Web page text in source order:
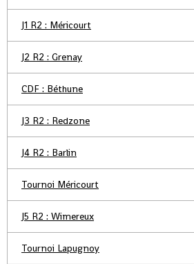
J1 R2 : Méricourt
J2 R2 : Grenay
CDF : Béthune
J3 R2 : Redzone
J4 R2 : Barlin
Tournoi Méricourt
J5 R2 : Wimereux
Tournoi Lapugnoy